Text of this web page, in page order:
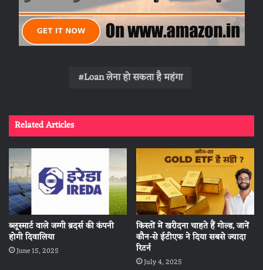
Loan लेना हो सकता है महंगा
Related Articles
ब्लूस्मार्ट वाले जग्गी ब्रदर्स की कंपनी
होगी दिवालिया
June 15, 2025
किस्तों में खरीदना चाहते हैं गोल्ड, जानें
कौन-से ईटीएफ ने दिया सबसे ज्यादा
रिटर्न
July 4, 2025